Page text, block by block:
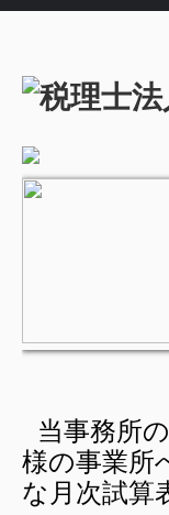
HOME
リンク集
経営革新等支援
当事務所
様の事業所
な月次試算